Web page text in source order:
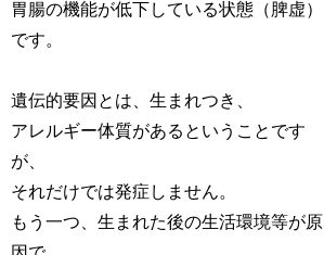
胃腸の機能が低下している状態（脾虚）
です。
遺伝的要因とは、生まれつき、
アレルギー体質があるということです
が、
それだけでは発症しません。
もう一つ、生まれた後の生活環境等が原